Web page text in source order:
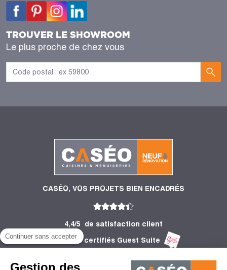
Continuer sans accepter
Gestion des
TROUVER LE SHOWROOM
Le plus proche de chez vous
CASÉO, VOS PROJETS BIEN ENCADRÉS
4,4/5
de satisfaction client
2 753 Avis certifiés Guest Suite